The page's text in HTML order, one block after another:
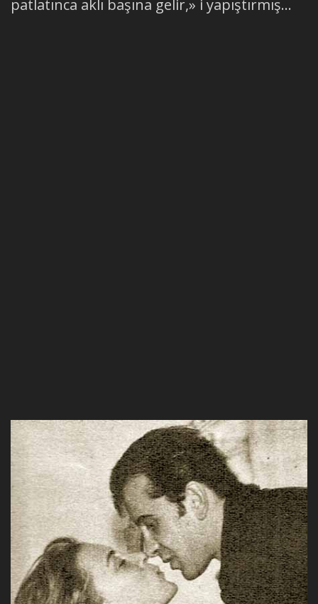
patlatınca aklı başına gelir,» i yapıştırmış...